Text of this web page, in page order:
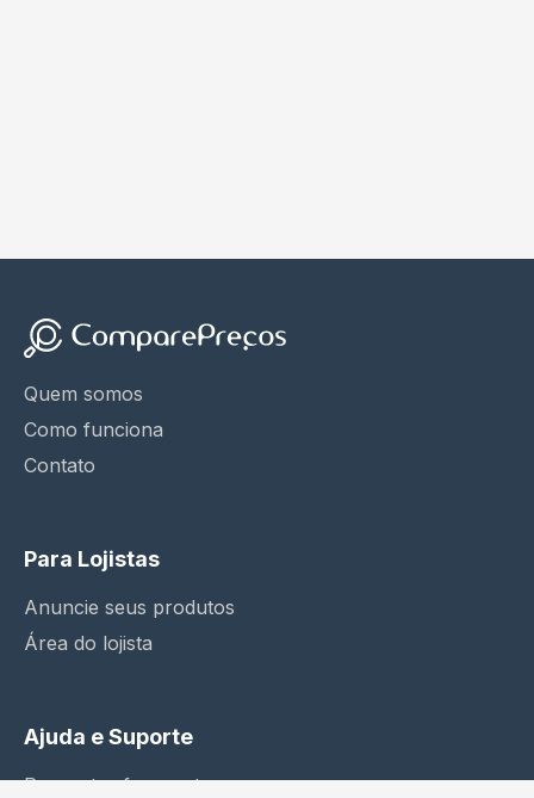
Quem somos
Como funciona
Contato
Para Lojistas
Anuncie seus produtos
Área do lojista
Ajuda e Suporte
Perguntas frequentes